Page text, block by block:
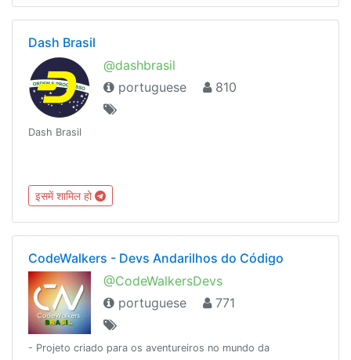
Dash Brasil
@dashbrasil
portuguese
810
Dash Brasil
इसमें शामिल हो
CodeWalkers - Devs Andarilhos do Código
@CodeWalkersDevs
portuguese
771
- Projeto criado para os aventureiros no mundo da